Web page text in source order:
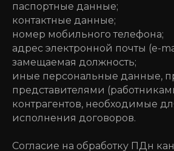
паспортные данные;
контактные данные;
номер мобильного телефона;
адрес электронной почты (e-
замещаемая должность;
иные персональные данные,
представителями
контрагентов, необходимые
исполнения договоров.
Согласие на обработку ПДн